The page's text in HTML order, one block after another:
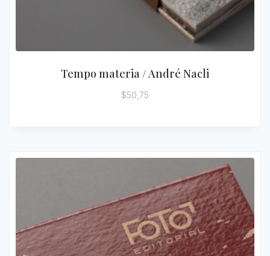
Tempo materia / André Nacli
$50,75